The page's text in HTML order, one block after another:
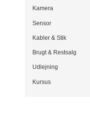
Kamera
Sensor
Kabler & Stik
Brugt & Restsalg
Udlejning
Kursus